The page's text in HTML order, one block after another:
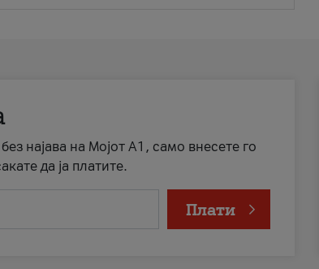
најава на Мојот А1, само внесете го
да ја платите.
Плати